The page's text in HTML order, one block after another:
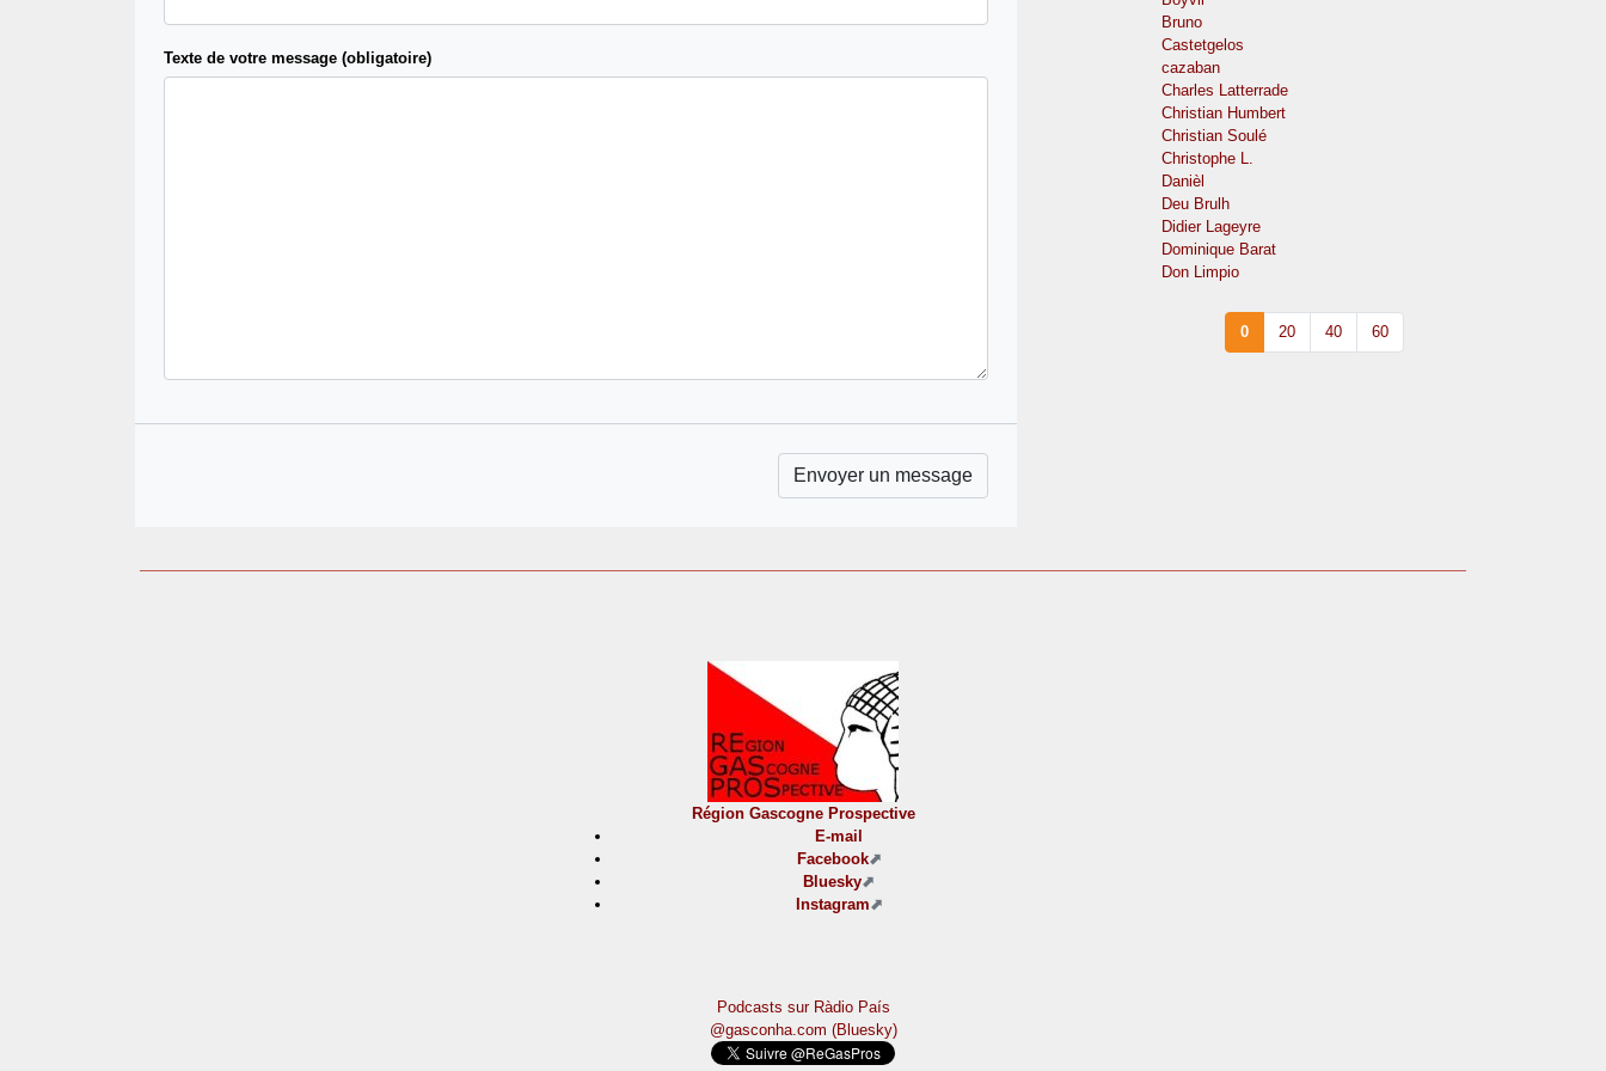
Texte de votre message (obligatoire)
Bruno
Castetgelos
cazaban
Charles Latterrade
Christian Humbert
Christian Soulé
Christophe L.
Danièl
Deu Brulh
Didier Lageyre
Dominique Barat
Don Limpio
0 20 40 60
Région Gascogne Prospective
E-mail
Facebook
Bluesky
Instagram
Podcasts sur Ràdio País
@gasconha.com (Bluesky)